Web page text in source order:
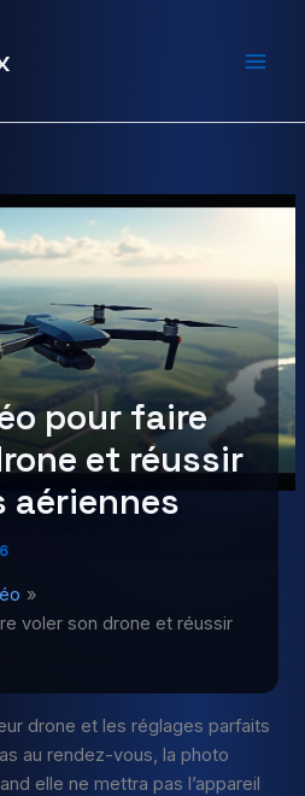
pour faire
et réussir
aériennes
voler son drone et réussir
drone et les réglages parfaits
au rendez-vous, la photo
elle ne mettra pas l’appareil